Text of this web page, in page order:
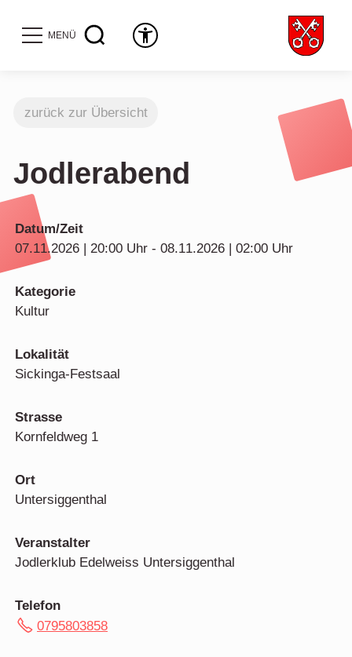
MENÜ
zurück zur Übersicht
Jodlerabend
Datum/Zeit
07.11.2026 | 20:00 Uhr - 08.11.2026 | 02:00 Uhr
Kategorie
Kultur
Lokalität
Sickinga-Festsaal
Strasse
Kornfeldweg 1
Ort
Untersiggenthal
Veranstalter
Jodlerklub Edelweiss Untersiggenthal
Telefon
0795803858